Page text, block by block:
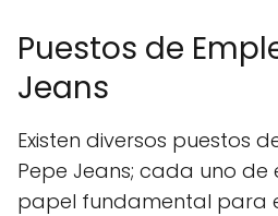
Puestos de
Jeans
Existen diversos puestos
Pepe Jeans; cada uno de
papel fundamental para